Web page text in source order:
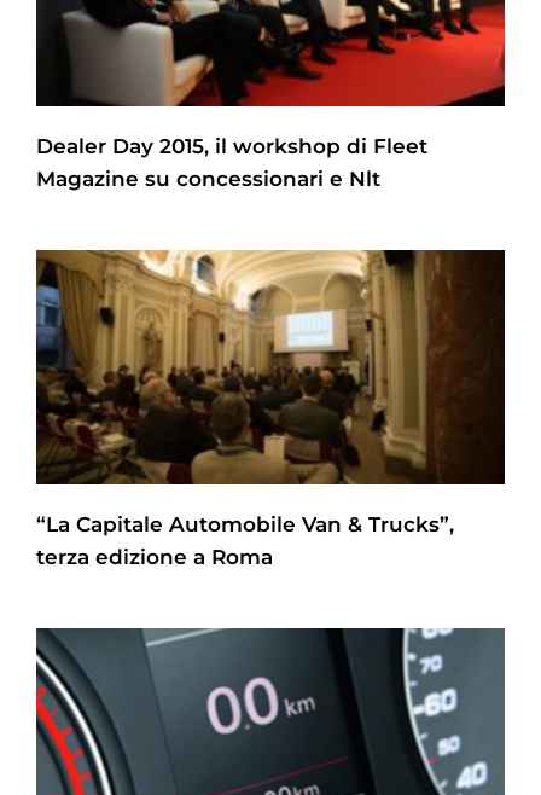
Dealer Day 2015, il workshop di Fleet
Magazine su concessionari e Nlt
“La Capitale Automobile Van & Trucks”,
terza edizione a Roma